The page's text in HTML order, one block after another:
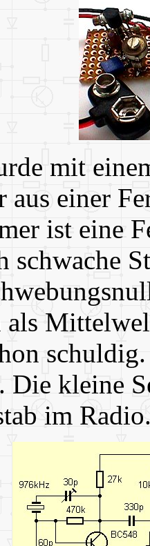
mit
aus einer
ist eine
schwache
Die kleine
im